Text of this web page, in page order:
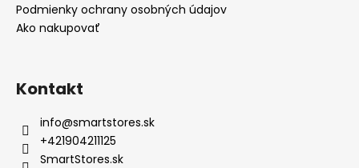
Podmienky ochrany osobných údajov
Ako nakupovať
Kontakt
info@smartstores.sk
+421904211125
SmartStores.sk